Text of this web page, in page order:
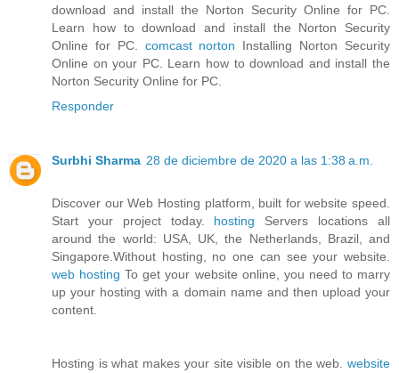
download and install the Norton Security Online for PC.
Learn how to download and install the Norton Security
Online for PC. comcast norton Installing Norton Security
Online on your PC. Learn how to download and install the
Norton Security Online for PC.
Responder
Surbhi Sharma 28 de diciembre de 2020 a las 1:38 a.m.
Discover our Web Hosting platform, built for website speed.
Start your project today. hosting Servers locations all
around the world: USA, UK, the Netherlands, Brazil, and
Singapore.Without hosting, no one can see your website.
web hosting To get your website online, you need to marry
up your hosting with a domain name and then upload your
content.
Hosting is what makes your site visible on the web. website